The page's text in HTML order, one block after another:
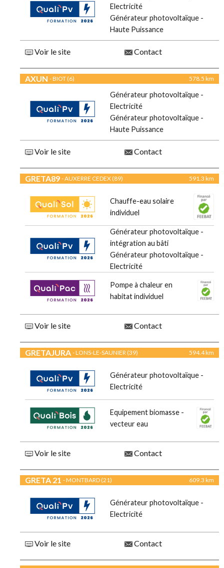
Electricité
Générateur photovoltaïque -
Haute Puissance
Voir le site Contact
AXUN - BIOT (6) 578.5 km
Générateur photovoltaïque -
Electricité
Générateur photovoltaïque -
Haute Puissance
Voir le site Contact
GRETA89 - AUXERRE CEDEX (89) 591.3 km
Chauffe-eau solaire
individuel
Générateur photovoltaïque -
intégration au bâti
Générateur photovoltaïque -
Electricité
Pompe à chaleur en
habitat individuel
Voir le site Contact
GRETAJURA - LONS-LE-SAUNIER (39) 594.4 km
Générateur photovoltaïque -
Electricité
Equipement biomasse -
vecteur eau
Voir le site Contact
GRETA 21 - MONTBARD (21) 609.3 km
Générateur photovoltaïque -
Electricité
Voir le site Contact